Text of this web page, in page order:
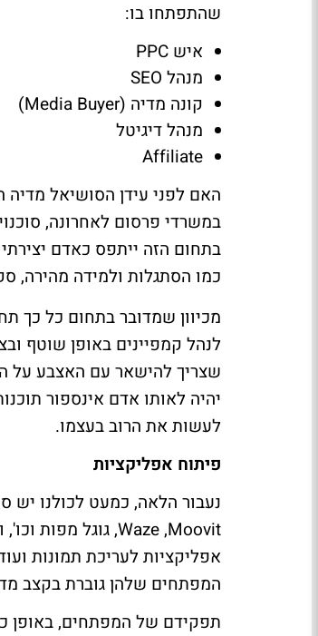
שהתפתחו בו:
איש PPC
מנהל SEO
קונה מדיה (Media Buyer
)
מנהל דיגיטל
Affiliate
האם לפני עידן הסושיאל
במשרדי פרסום לאחרונה,
בתחום הזה ייתפס כאדם
כמו הסתגלות ולמידה מהירה,
מכיוון שמדובר בתחום כל כך
לנהל קמפיינים באופן שוטף
שצריך להישאר עם האצבע על
יהיה לאותו אדם אינספור
לעשות את הרוב בעצמו.
פיתוח אפליקציות
נעבור הלאה, כמעט לכולנו יש
Moovit
,
Waze, גוגל מפות
אפליקציות לעריכת תמונות
המפתחים שלהן גוברת בקצב
תפקידם של המפתחים, באופן